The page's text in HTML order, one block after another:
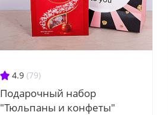
4.9 (79)
Подарочный набор
"Тюльпаны и конфеты"